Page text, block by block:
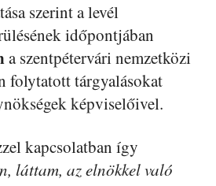
szerint a levél
időpontjában
a szentpétervári nemzetközi
folytatott tárgyalásokat
képviselőivel.
kapcsolatban így
láttam, az elnökkel való